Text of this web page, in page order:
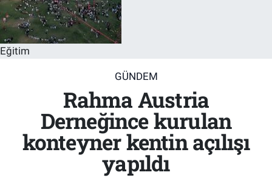
Eğitim
GÜNDEM
Rahma Austria
Derneğince kurulan
konteyner kentin açılışı
yapıldı